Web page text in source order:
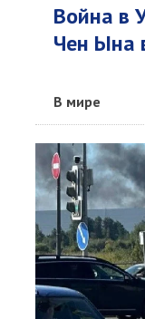
Война в
Чен Ына
В мире